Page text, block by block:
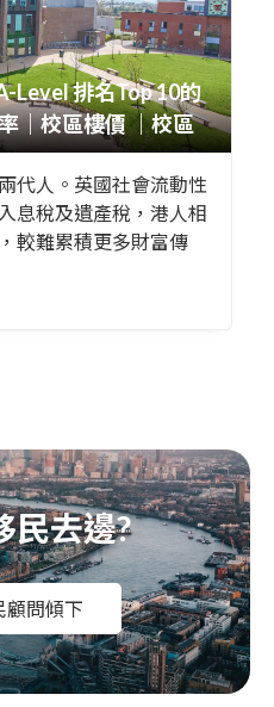
Level 排名Top 10的
｜校區樓價 ｜校區
代人。英國社會流動性
息稅及遺產稅，港人相
較難累積更多財富傳
School則更佳。
民去邊?
顧問傾下